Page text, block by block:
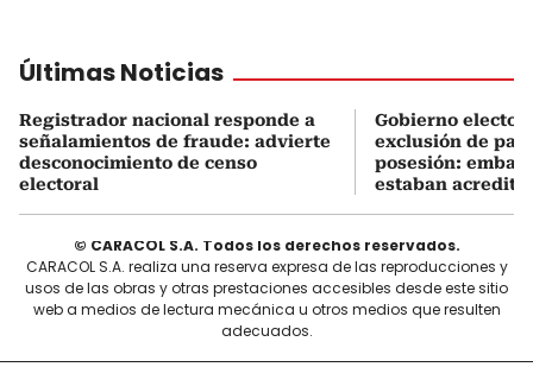
Últimas Noticias
Registrador nacional responde a
señalamientos de fraude: advierte
desconocimiento de censo
electoral
Gobierno electo
exclusión de
posesión:
estaban
© CARACOL S.A. Todos los derechos reservados.
CARACOL S.A. realiza una reserva expresa de las reproducciones y
usos de las obras y otras prestaciones accesibles desde este sitio
web a medios de lectura mecánica u otros medios que resulten
adecuados.